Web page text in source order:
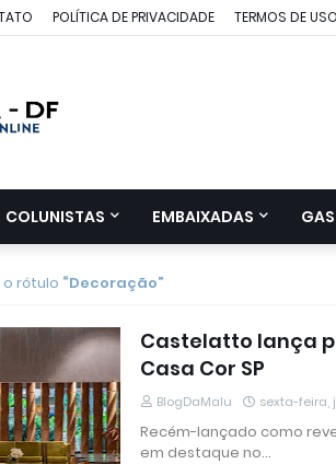
POLÍTICA DE PRIVACIDADE TERMOS DE USO
COLUNISTAS EMBAIXADAS
rótulo Decoração
Castelatto lança
Casa Cor SP
BlogDaMalu sexta-feira,
Recém-lançado como
em destaque no…